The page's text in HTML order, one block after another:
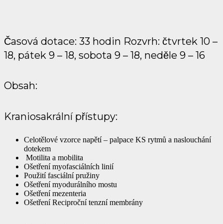
Časová dotace: 33 hodin Rozvrh: čtvrtek 10 –
18, pátek 9 – 18, sobota 9 – 18, neděle 9 – 16
Obsah:
Kraniosakrální přístupy:
Celotělové vzorce napětí – palpace KS rytmů a naslouchání
dotekem
Motilita a mobilita
Ošetření myofasciálních linií
Použití fasciální pružiny
Ošetření myodurálního mostu
Ošetření mezenteria
Ošetření Reciproční tenzní membrány